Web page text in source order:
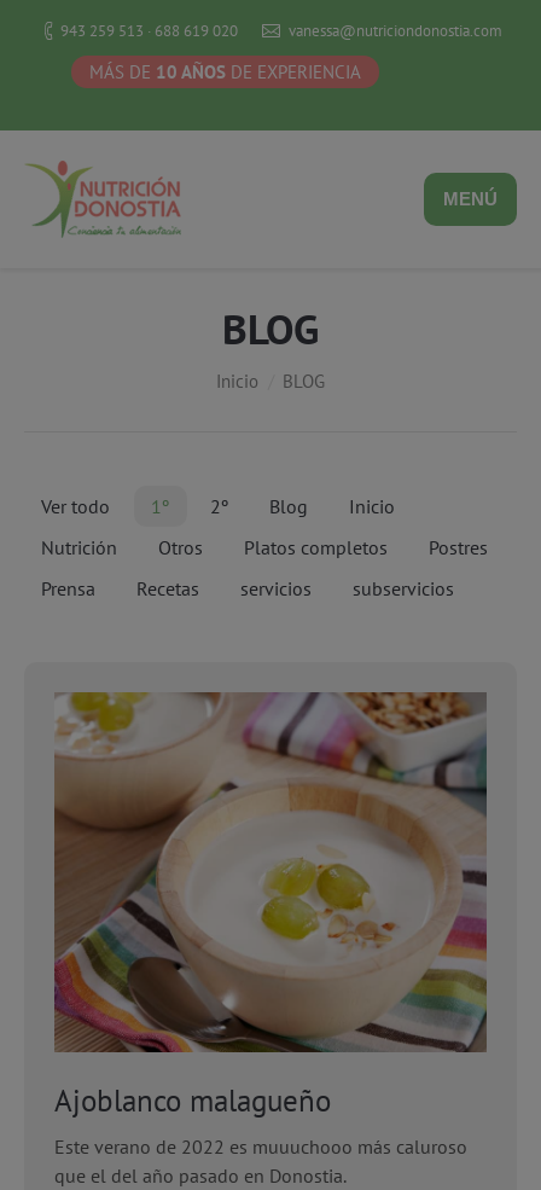
943 259 513 · 688 619 020 vanessa@nutriciondonostia.com
MÁS DE 10 AÑOSDE EXPERIENCIA
MENÚ
BLOG
Inicio BLOG
Ver todo 1º 2º Blog
Inicio
Nutrición
Otros Platos completos
Postres
Prensa
Recetas servicios subservicios
Ajoblanco malagueño
Este verano de 2022 es muuuchooo más caluroso
que el del año pasado en Donostia.